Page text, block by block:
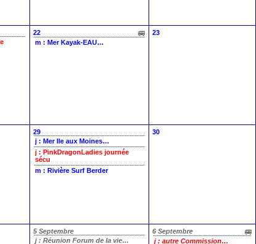
22
m : MerKayak-EAU…
23
29
j : MerIle aux Moines…
j : PinkDragonLadies journée
sécu
m : Rivière Surf Berder
30
5 Septembre
j : Réunion Forum de la vie…
6 Septembre
j : autre Commission…